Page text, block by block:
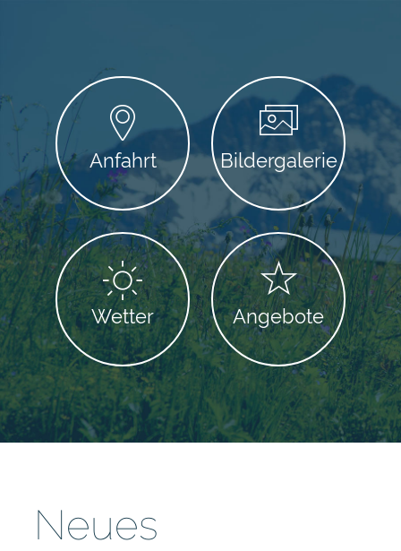
Anfahrt Bildergalerie
Wetter Angebote
Neues